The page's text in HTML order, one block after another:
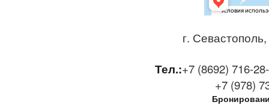
г.
Тел.:+7 (8692) 716-
+7 (978)